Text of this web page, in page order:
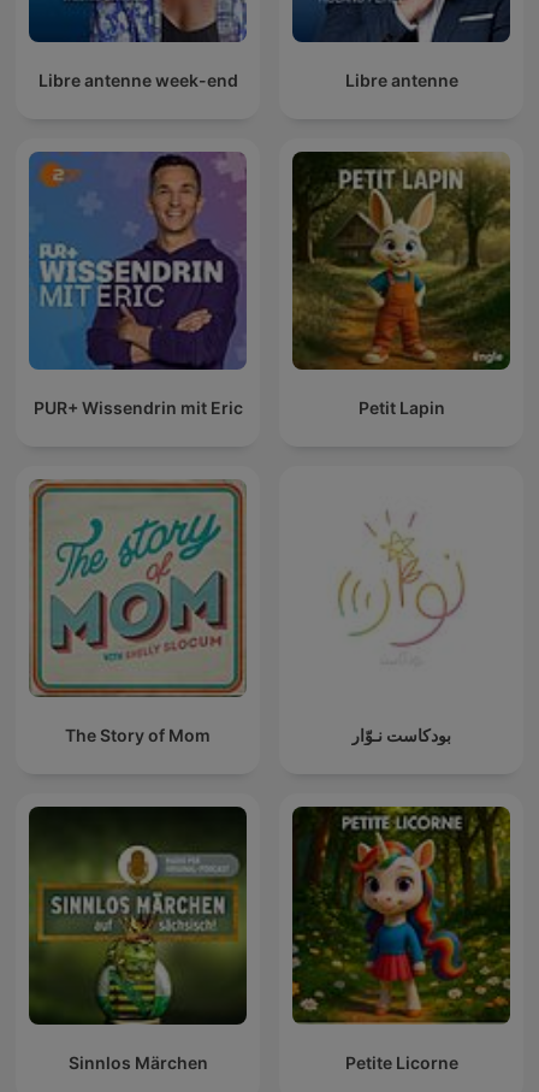
Libre antenne week-end Libre antenne
PUR+ Wissendrin mit Eric Petit Lapin
The Story of Mom بودكاست نـوّار
Sinnlos Märchen Petite Licorne